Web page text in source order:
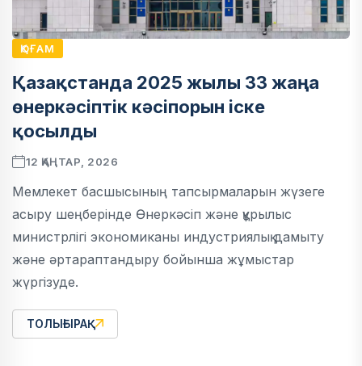
ҚОҒАМ
Қазақстанда 2025 жылы 33 жаңа
өнеркәсіптік кәсіпорын іске
қосылды
12 ҚАҢТАР, 2026
Мемлекет басшысының тапсырмаларын жүзеге
асыру шеңберінде Өнеркәсіп және құрылыс
министрлігі экономиканы индустриялық дамыту
және әртараптандыру бойынша жұмыстар
жүргізуде.
ТОЛЫҒЫРАҚ